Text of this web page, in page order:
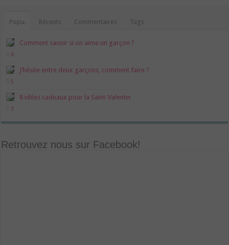
Popu. Récents Commentaires Tags
Comment savoir si on aime un garçon ?
6
J’hésite entre deux garçons, comment faire ?
5
8 idées cadeaux pour la Saint-Valentin
3
Retrouvez nous sur Facebook!